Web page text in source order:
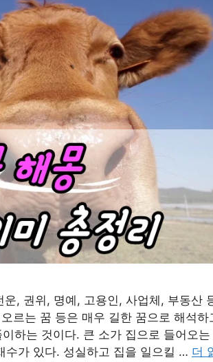
, 권위, 명예, 고용인, 사업체, 부동산
르는 꿈 등은 매우 길한 꿈으로 해석하
하는 것이다. 큰 소가 집으로 들어오는
수가 있다. 성실하고 집을 일으킬 … 더